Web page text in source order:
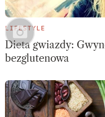
LIFESTYLE
Dieta gwiazdy:
bezglutenowa